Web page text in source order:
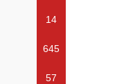
14
645
57